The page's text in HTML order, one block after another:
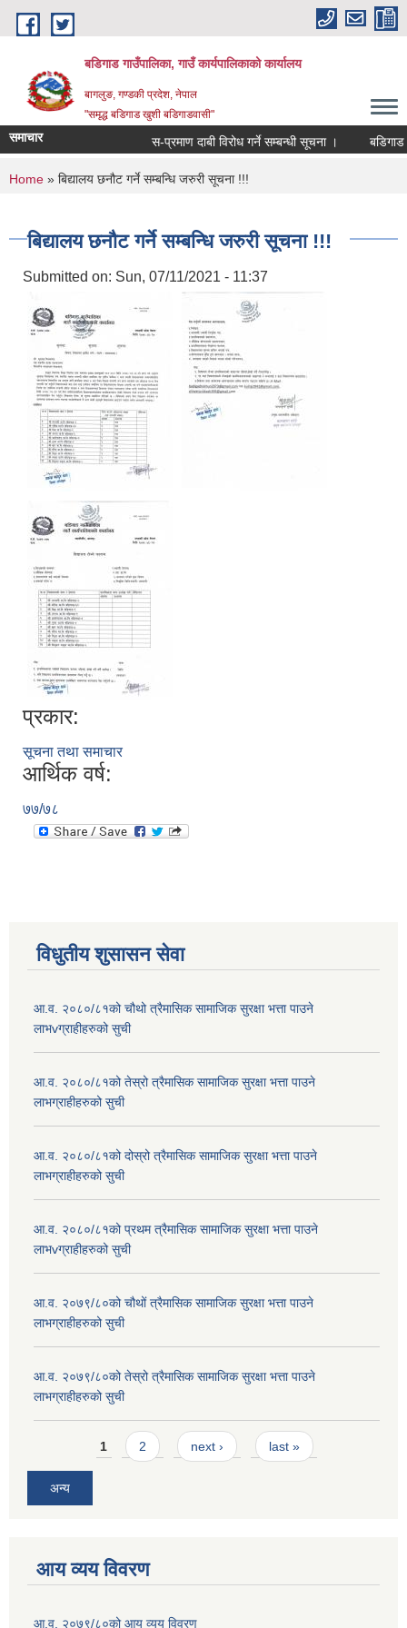
Skip to main content
बडिगाड गाउँपालिका, गाउँ कार्यपालिकाको कार्यालय
बागलुङ, गण्डकी प्रदेश, नेपाल
"समृद्ध बडिगाड खुशी बडिगाडवासी"
समाचार स-प्रमाण दाबी विरोध गर्ने सम्बन्धी सूचना । बडिगाड
You are here
Home » बिद्यालय छनौट गर्ने सम्बन्धि जरुरी सूचना !!!
बिद्यालय छनौट गर्ने सम्बन्धि जरुरी सूचना !!!
Submitted on: Sun, 07/11/2021 - 11:37
प्रकार:
सूचना तथा समाचार
आर्थिक वर्ष:
७७/७८
विधुतीय शुसासन सेवा
आ.व. २०८०/८१को चौथो त्रैमासिक सामाजिक सुरक्षा भत्ता पाउने
लाभvग्राहीहरुको सुची
आ.व. २०८०/८१को तेस्रो त्रैमासिक सामाजिक सुरक्षा भत्ता पाउने
लाभग्राहीहरुको सुची
आ.व. २०८०/८१को दोस्रो त्रैमासिक सामाजिक सुरक्षा भत्ता पाउने
लाभग्राहीहरुको सुची
आ.व. २०८०/८१को प्रथम त्रैमासिक सामाजिक सुरक्षा भत्ता पाउने
लाभvग्राहीहरुको सुची
आ.व. २०७९/८०को चौथों त्रैमासिक सामाजिक सुरक्षा भत्ता पाउने
लाभग्राहीहरुको सुची
आ.व. २०७९/८०को तेस्रो त्रैमासिक सामाजिक सुरक्षा भत्ता पाउने
लाभग्राहीहरुको सुची
Pages1 2 next › last »
अन्य
आय व्यय विवरण
आ.व. २०७९/८०को आय व्यय विवरण